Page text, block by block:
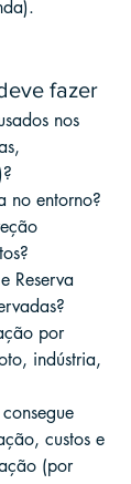
fazer
nos
no entorno?
Reserva
por
indústria,
custos e
(por